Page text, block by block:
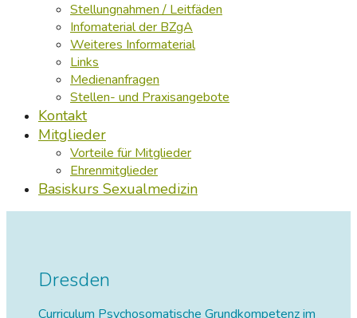
Stellungnahmen / Leitfäden
Infomaterial der BZgA
Weiteres Informaterial
Links
Medienanfragen
Stellen- und Praxisangebote
Kontakt
Mitglieder
Vorteile für Mitglieder
Ehrenmitglieder
Basiskurs Sexualmedizin
Dresden
Curriculum Psychosomatische Grundkompetenz im